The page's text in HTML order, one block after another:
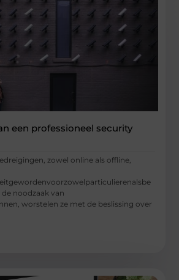
een professioneel security
zowel online als offline,
noodzaak van
worstelen ze met de beslissing over